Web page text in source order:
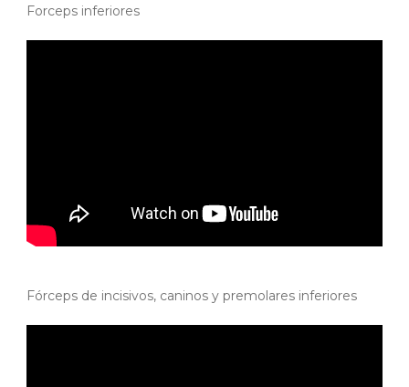
Forceps inferiores
Fórceps de incisivos, caninos y premolares inferiores